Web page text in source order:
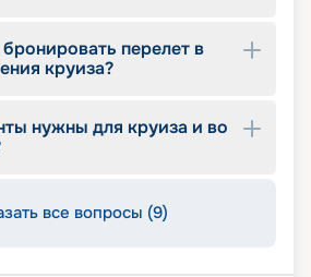
перелет в
круиза?
нужны для круиза и во
все вопросы (9)